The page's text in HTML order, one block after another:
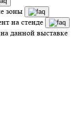
зоны
на стенде
данной выставке